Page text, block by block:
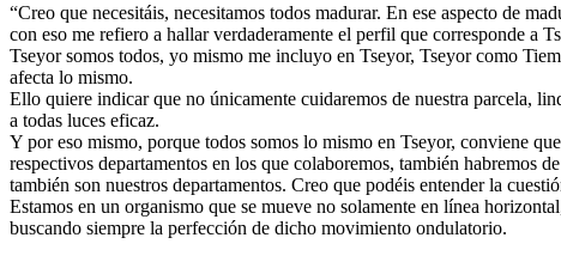
“Creo que necesitáis, necesitamos todos madurar. En ese aspecto de
con eso me refiero a hallar verdaderamente el perfil que corresponde a
Tseyor somos todos, yo mismo me incluyo en Tseyor, Tseyor como
afecta lo mismo.
Ello quiere indicar que no únicamente cuidaremos de nuestra parcela,
a todas luces eficaz.
Y por eso mismo, porque todos somos lo mismo en Tseyor, conviene
respectivos departamentos en los que colaboremos, también habremos
también son nuestros departamentos. Creo que podéis entender la
Estamos en un organismo que se mueve no solamente en línea
buscando siempre la perfección de dicho movimiento ondulatorio.